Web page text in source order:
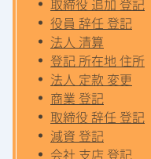
役員 辞任 登記
法人 清算
登記 所在地 住所
法人 定款 変更
商業 登記
取締役 辞任 登記
減資 登記
会社 支店 登記